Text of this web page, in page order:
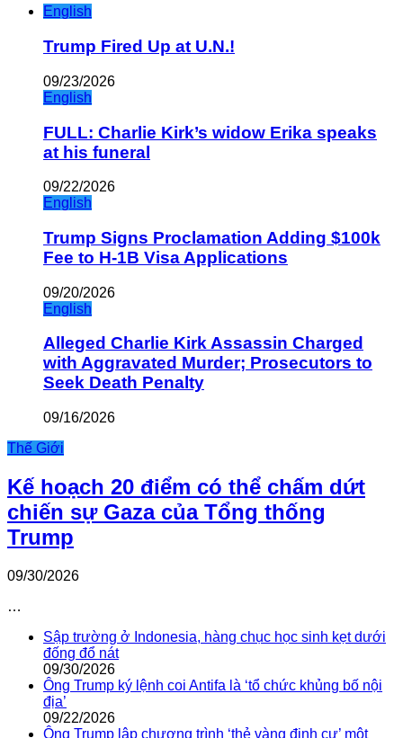
English
Trump Fired Up at U.N.!
09/23/2026
English
FULL: Charlie Kirk’s widow Erika speaks
at his funeral
09/22/2026
English
Trump Signs Proclamation Adding $100k
Fee to H-1B Visa Applications
09/20/2026
English
Alleged Charlie Kirk Assassin Charged
with Aggravated Murder; Prosecutors to
Seek Death Penalty
09/16/2026
Thế Giới
Kế hoạch 20 điểm có thể chấm dứt
chiến sự Gaza của Tổng thống
Trump
09/30/2026
…
Sập trường ở Indonesia, hàng chục học sinh kẹt dưới
đống đổ nát
09/30/2026
Ông Trump ký lệnh coi Antifa là ‘tổ chức khủng bố nội
địa’
09/22/2026
Ông Trump lập chương trình ‘thẻ vàng định cư’ một